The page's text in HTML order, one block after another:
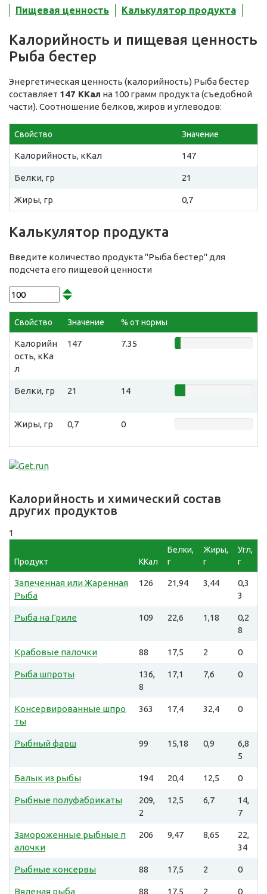
Пищевая ценность Калькулятор продукта
Калорийность и пищевая ценность
Рыба бестер
Энергетическая ценность (калорийность) Рыба бестер
составляет 147 ККал на 100 грамм продукта (съедобной
части). Соотношение белков, жиров и углеводов:
Свойство Значение
Калорийность, кКал 147
Белки, гр 21
Жиры, гр 0,7
Калькулятор продукта
Введите количество продукта "Рыба бестер" для
подсчета его пищевой ценности
Свойство Значение % от нормы
Калорийн
ость, кКа
л
147 7.35
Белки, гр 21 14
Жиры, гр 0,7 0
Калорийность и химический состав
других продуктов
1
Продукт ККал
Белки,
г
Жиры,
г
Угл,
г
Запеченная или Жаренная
Рыба
126 21,94 3,44
0,3
3
Рыба на Гриле 109 22,6 1,18
0,2
8
Крабовые палочки 88 17,5 2 0
Рыба шпроты
136,
8
17,1 7,6 0
Консервированные шпро
ты
363 17,4 32,4 0
Рыбный фарш 99 15,18 0,9
6,8
5
Балык из рыбы 194 20,4 12,5 0
Рыбные полуфабрикаты
209,
2
12,5 6,7
14,
7
Замороженные рыбные п
алочки
206 9,47 8,65
22,
34
Рыбные консервы 88 17,5 2 0
Вяленая рыба 88 17,5 2 0